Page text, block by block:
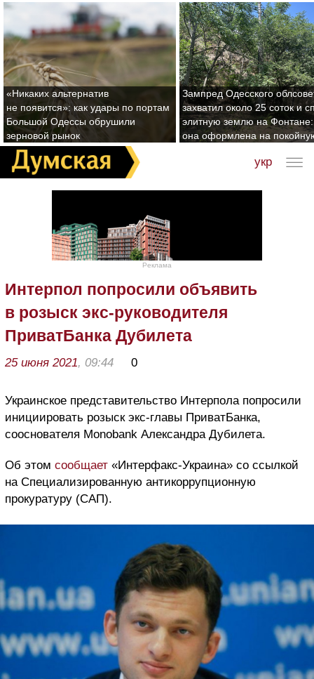
«Никаких альтернатив
не появится»: как удары по портам
Большой Одессы обрушили
зерновой рынок
Зампред Одесского
захватил около 25 соток и
элитную землю на Фонтане:
она оформлена на
укр
Реклама
Интерпол попросили объявить
в розыск экс-руководителя
ПриватБанка Дубилета
25 июня 2021, 09:44 0
Украинское представительство Интерпола попросили
инициировать розыск экс-главы ПриватБанка,
сооснователя Monobank Александра Дубилета.
Об этом сообщает «Интерфакс-Украина» со ссылкой
на Специализированную антикоррупционную
прокуратуру (САП).